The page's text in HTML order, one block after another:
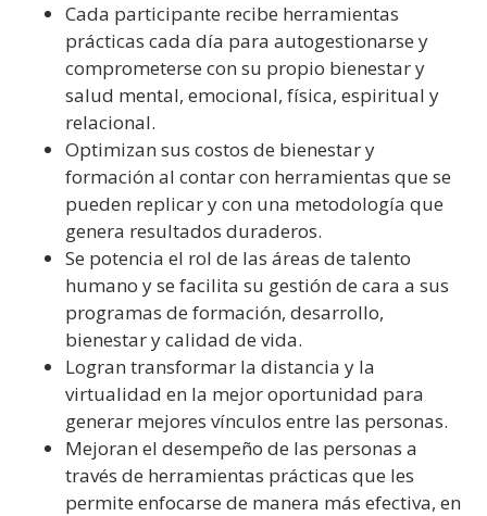
Cada participante recibe herramientas
prácticas cada día para autogestionarse y
comprometerse con su propio bienestar y
salud mental, emocional, física, espiritual y
relacional.
Optimizan sus costos de bienestar y
formación al contar con herramientas que se
pueden replicar y con una metodología que
genera resultados duraderos.
Se potencia el rol de las áreas de talento
humano y se facilita su gestión de cara a sus
programas de formación, desarrollo,
bienestar y calidad de vida.
Logran transformar la distancia y la
virtualidad en la mejor oportunidad para
generar mejores vínculos entre las personas.
Mejoran el desempeño de las personas a
través de herramientas prácticas que les
permite enfocarse de manera más efectiva, en